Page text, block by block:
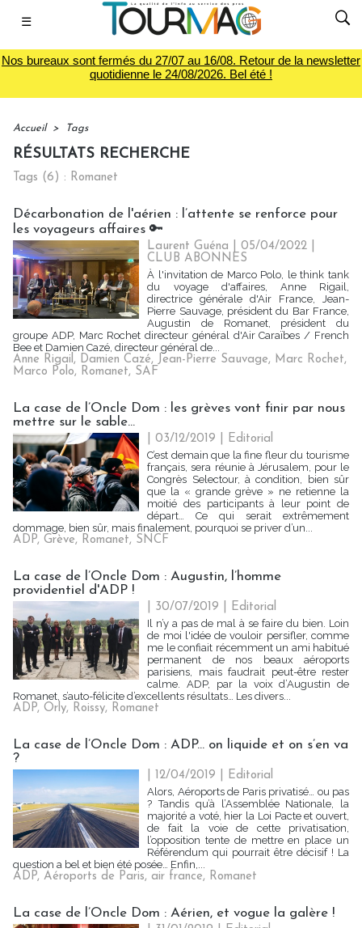
☰
Nos bureaux sont fermés du 27/07 au 16/08. Retour de la newsletter
quotidienne le 24/08/2026. Bel été !
Accueil > Tags
RÉSULTATS RECHERCHE
Tags (6) : Romanet
Décarbonation de l'aérien : l’attente se renforce pour
les voyageurs affaires 🔑
Laurent Guéna | 05/04/2022
CLUB ABONNES
À l'invitation de Marco Polo, le think tank
du voyage d'affaires, Anne Rigail,
directrice générale d'Air France, Jean-
Pierre Sauvage, président du Bar France,
Augustin de Romanet, président du
groupe ADP, Marc Rochet directeur général d'Air Caraïbes / French
Bee et Damien Cazé, directeur général de...
Anne Rigail, Damien Cazé, Jean-Pierre Sauvage, Marc Rochet,
Marco Polo, Romanet, SAF
La case de l’Oncle Dom : les grèves vont finir par nous
mettre sur le sable...
| 03/12/2019
Editorial
C’est demain que la fine fleur du tourisme
français, sera réunie à Jérusalem, pour le
Congrès Selectour, à condition, bien sûr
que la « grande grève » ne retienne la
moitié des participants à leur point de
départ… Ce qui serait extrêmement
dommage, bien sûr, mais finalement, pourquoi se priver d’un...
ADP, Grève, Romanet, SNCF
La case de l’Oncle Dom : Augustin, l’homme
providentiel d'ADP !
| 30/07/2019
Editorial
Il n’y a pas de mal à se faire du bien. Loin
de moi l'idée de vouloir persifler, comme
me le confiait récemment un ami habitué
permanent de nos beaux aéroports
parisiens, mais faudrait peut-être rester
calme. ADP, par la voix d’Augustin de
Romanet, s’auto-félicite d’excellents résultats… Les divers...
ADP, Orly, Roissy, Romanet
La case de l’Oncle Dom : ADP... on liquide et on s’en va
?
| 12/04/2019
Editorial
Alors, Aéroports de Paris privatisé… ou pas
? Tandis qu’à l’Assemblée Nationale, la
majorité a voté, hier la Loi Pacte et ouvert,
de fait la voie de cette privatisation,
l’opposition tente de mettre en place un
Référendum qui pourrait être décisif ! La
question a bel et bien été posée… Enfin,...
ADP, Aéroports de Paris, air france, Romanet
La case de l’Oncle Dom : Aérien, et vogue la galère !